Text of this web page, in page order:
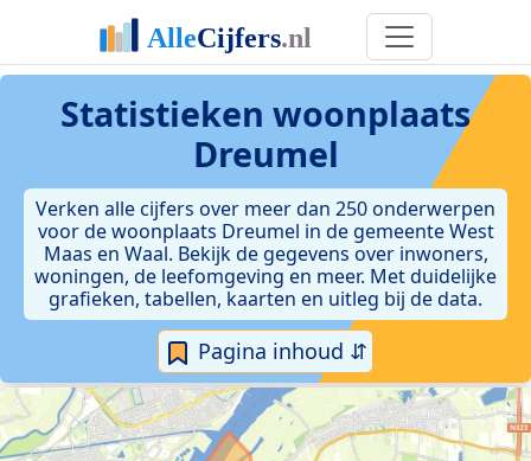
Statistieken woonplaats
Dreumel
Verken alle cijfers over meer dan 250 onderwerpen
voor de woonplaats Dreumel in de gemeente West
Maas en Waal. Bekijk de gegevens over inwoners,
woningen, de leefomgeving en meer. Met duidelijke
grafieken, tabellen, kaarten en uitleg bij de data.
Pagina inhoud ⇵